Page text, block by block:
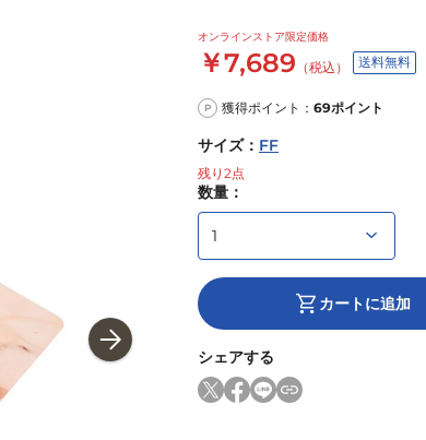
オンラインストア限定価格
￥7,689 （税込） 送料無料
P 獲得ポイント： 69ポイント
サイズ： FF
残り 2 点
数量：
カートに追加
シェアする